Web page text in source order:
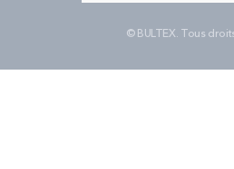
© BULTEX. Tous